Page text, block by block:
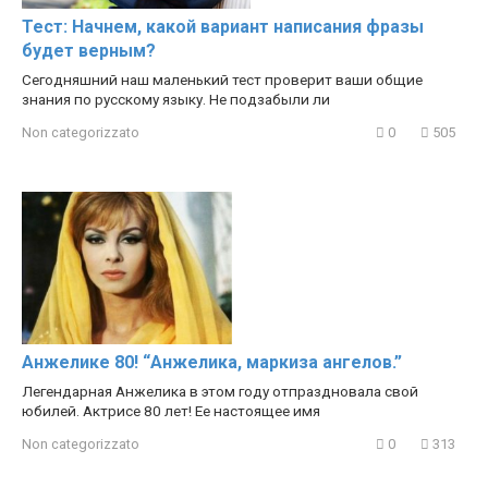
Тест: Начнем, какой вариант написания фразы
будет верным?
Сегодняшний наш маленький тест проверит ваши общие
знания по русскому языку. Не подзабыли ли
Non categorizzato 0 505
Анжелике 80! “Анжелика, маркиза ангелов.”
Легендарная Анжелика в этом году отпраздновала свой
юбилей. Актрисе 80 лет! Ее настоящее имя
Non categorizzato 0 313